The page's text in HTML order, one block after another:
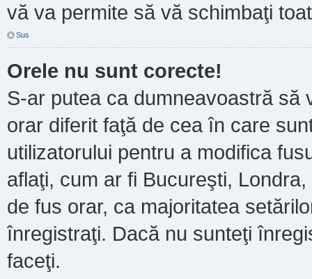
vă va permite să vă schimbaţi
Sus
Orele nu sunt corecte!
S-ar putea ca dumneavoastră să
orar diferit faţă de cea în care
utilizatorului pentru a modifica
aflaţi, cum ar fi Bucureşti,
de fus orar, ca majoritatea
înregistraţi. Dacă nu sunteţi
faceţi.